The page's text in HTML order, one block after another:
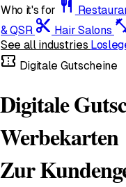
Who it's for restaurant
& QSR content_cut Hair Salons
See all industries
confirmation_number Digitale Gutscheine
Digitale
Werbekarten
Zur